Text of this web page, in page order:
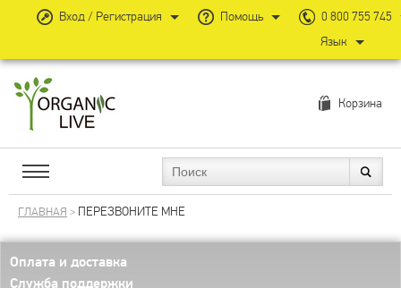
Корзина
ГЛАВНАЯ > ПЕРЕЗВОНИТЕ МНЕ
Оплата и доставка
Служба поддержки
Вход / Регистрация Помощь
0 800 755 745
Язык